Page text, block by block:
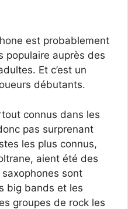
est probablement
populaire auprès des
Et c’est un
débutants.
connus dans les
pas surprenant
les plus connus,
aient été des
sont
big bands et les
groupes de rock les